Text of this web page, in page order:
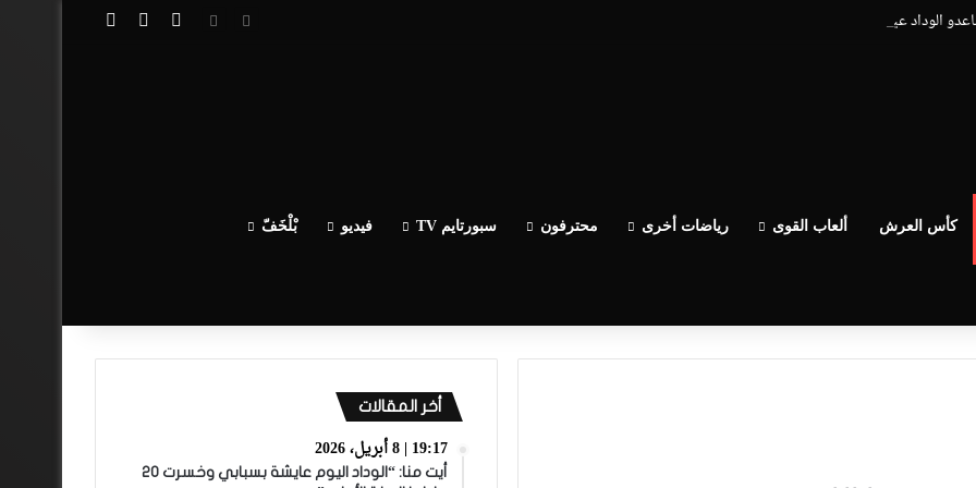
الوداد عيط ليهم قاضي التحقيق.. دابا حتى شي واحد ما بقا باغي يعاون” تسجيل الدخول
مقال عشوائي
كأس العرش ألعاب القوى رياضات أخرى محترفون سبورتايم TV فيديو بْلْخَفّ
أخر المقالات
19:17 | 8 أبريل، 2026
أيت منا: “الوداد اليوم عايشة بسبابي وخسرت 20